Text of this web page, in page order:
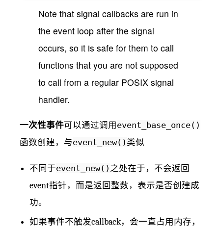
Note that signal callbacks are run in
the event loop after the signal
occurs, so it is safe for them to call
functions that you are not supposed
to call from a regular POSIX signal
handler.
一次性事件可以通过调用event_base_once()
函数创建，与event_new() 类似
不同于event_new() 之处在于，不会返回
event指针，而是返回整数，表示是否创建成
功。
如果事件不触发callback，会一直占用内存，